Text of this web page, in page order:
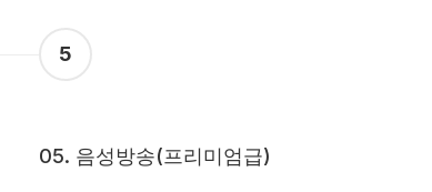
5
05. 음성방송(프리미엄급)